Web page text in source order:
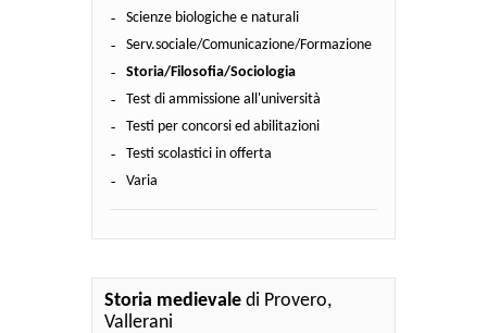
Scienze biologiche e naturali
Serv.sociale/Comunicazione/Formazione
Storia/Filosofia/Sociologia
Test di ammissione all'università
Testi per concorsi ed abilitazioni
Testi scolastici in offerta
Varia
Storia medievale di Provero,
Vallerani